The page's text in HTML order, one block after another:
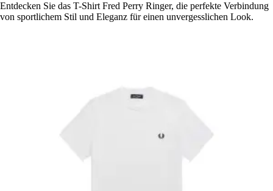
Entdecken Sie das T-Shirt Fred Perry Ringer, die perfekte Verbindung
von sportlichem Stil und Eleganz für einen unvergesslichen Look.